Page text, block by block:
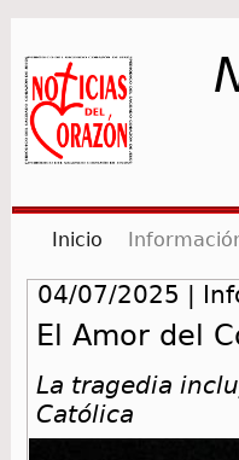
Inicio (current)
04/07/2025 |
El Amor del
La tragedia
Católica